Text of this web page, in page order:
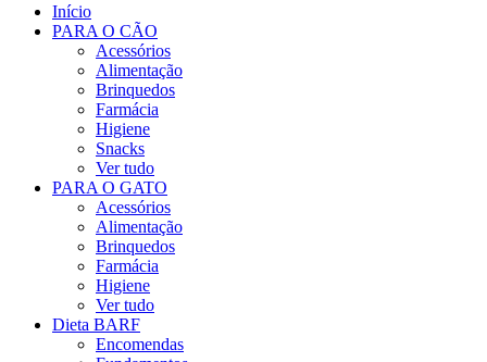
Início
PARA O CÃO
Acessórios
Alimentação
Brinquedos
Farmácia
Higiene
Snacks
Ver tudo
PARA O GATO
Acessórios
Alimentação
Brinquedos
Farmácia
Higiene
Ver tudo
Dieta BARF
Encomendas